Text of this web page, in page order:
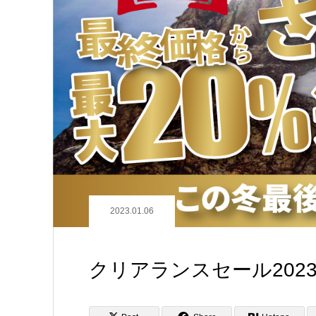
2023.01.06
クリアランスセール